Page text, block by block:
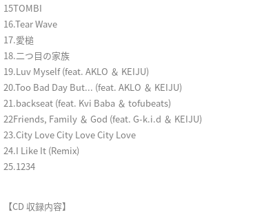
15TOMBI
16.Tear Wave
17.愛槌
18.二つ目の家族
19.Luv Myself (feat. AKLO ＆ KEIJU)
20.Too Bad Day But... (feat. AKLO ＆ KEIJU)
21.backseat (feat. Kvi Baba ＆ tofubeats)
22Friends, Family ＆ God (feat. G-k.i.d ＆ KEIJU)
23.City Love City Love City Love
24.I Like It (Remix)
25.1234
【CD 収録内容】